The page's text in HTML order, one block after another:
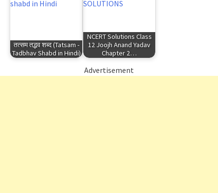
तत्सम तद्भव शब्द (Tatsam -
Tadbhav Shabd in Hindi)
NCERT Solutions Class
12 Joojh Anand Yadav
Chapter 2…
Advertisement